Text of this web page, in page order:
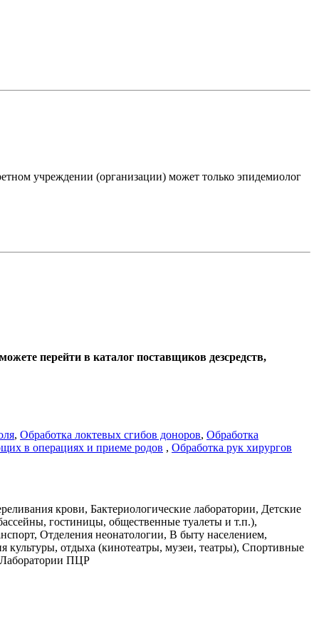
учреждении (организации) может только эпидемиолог
перейти в каталог поставщиков дезсредств,
, Обработка локтевых сгибов доноров, Обработка
в операциях и приеме родов , Обработка рук хирургов
крови, Бактериологические лаборатории, Детские
гостиницы, общественные туалеты и т.п.),
Отделения неонатологии, В быту населением,
культуры, отдыха (кинотеатры, музеи, театры), Спортивные
Лаборатории ПЦР